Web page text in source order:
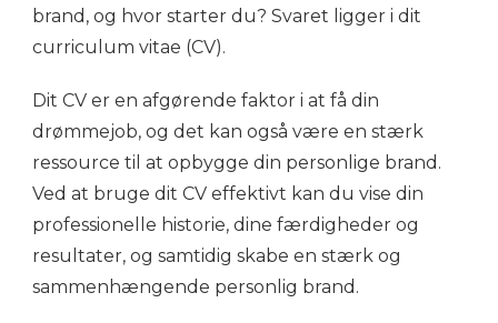
brand, og hvor starter du? Svaret ligger i dit
curriculum vitae (CV).
Dit CV er en afgørende faktor i at få din
drømmejob, og det kan også være en stærk
ressource til at opbygge din personlige brand.
Ved at bruge dit CV effektivt kan du vise din
professionelle historie, dine færdigheder og
resultater, og samtidig skabe en stærk og
sammenhængende personlig brand.